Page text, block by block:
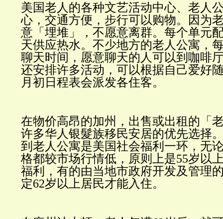
美国老人的各种文艺活动中心、老人
心，交通方便，步行可以购物。因为
意「埋堆」，不愿意离群。每个单元
天供应热水。不少地方的老人公寓，
聊天时间，愿意聊天的人可以到咖啡
还安排许多活动，可以根据自己爱好
月初日程表会派发各住客。
在物价高昂的加州，出售或出租的「
许多华人银髮族移民安居的优先选择
到老人公寓是美国社会福利一环，无
格都较市场行情低，原则上是55岁以
福利，有的由当地市政府开发及管理
定62岁以上居民才能入住。